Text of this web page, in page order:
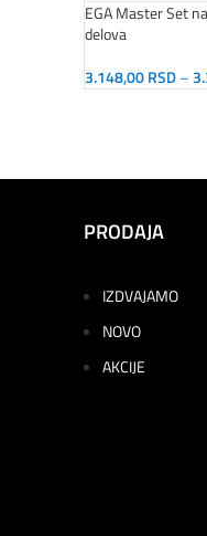
EGA Master Set
delova
3.148,00RSD–
Odaberite Opcije
PRODAJA
IZDVAJAMO
NOVO
AKCIJE